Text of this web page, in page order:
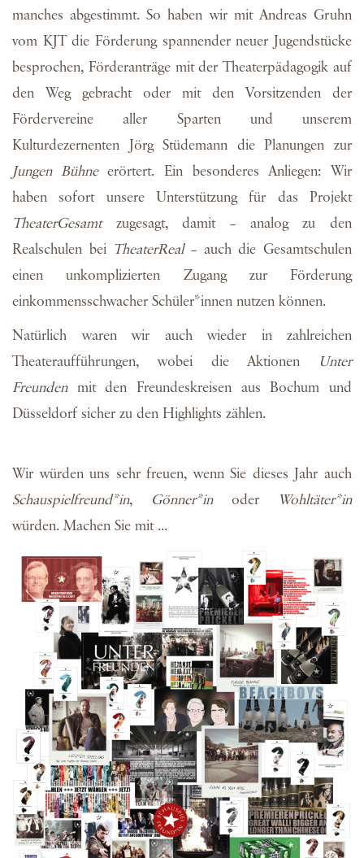
manches abgestimmt. So haben wir mit Andreas Gruhn
vom KJT die Förderung spannender neuer Jugendstücke
besprochen, Förderanträge mit der Theaterpädagogik auf
den Weg gebracht oder mit den Vorsitzenden der
Fördervereine aller Sparten und unserem
Kulturdezernenten Jörg Stüdemann die Planungen zur
Jungen Bühneerörtert. Ein besonderes Anliegen: Wir
haben sofort unsere Unterstützung für das Projekt
TheaterGesamtzugesagt, damit – analog zu den
Realschulen bei TheaterReal– auch die Gesamtschulen
einen unkomplizierten Zugang zur Förderung
einkommensschwacher Schüler*innen nutzen können.
Natürlich waren wir auch wieder in zahlreichen
Theateraufführungen, wobei die Aktionen
Unter
Freundenmit den Freundeskreisen aus Bochum und
Düsseldorf sicher zu den Highlights zählen.
Wir würden uns sehr freuen, wenn Sie dieses Jahr auch
Schauspielfreund*in, Gönner*inoder Wohltäter*in
würden. Machen Sie mit ...